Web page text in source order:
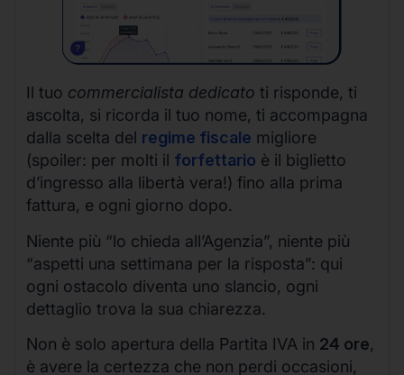
Il tuo commercialista dedicato ti risponde, ti
ascolta, si ricorda il tuo nome, ti accompagna
dalla scelta del regime fiscale migliore
(spoiler: per molti il forfettario è il biglietto
d’ingresso alla libertà vera!) fino alla prima
fattura, e ogni giorno dopo.
Niente più “lo chieda all’Agenzia”, niente più
“aspetti una settimana per la risposta”: qui
ogni ostacolo diventa uno slancio, ogni
dettaglio trova la sua chiarezza.
Non è solo apertura della Partita IVA in 24 ore,
è avere la certezza che non perdi occasioni,